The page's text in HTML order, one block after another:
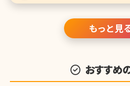
もっと見
おすすめ